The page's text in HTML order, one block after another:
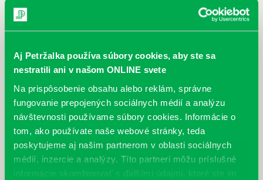
Aj Petržalka používa súbory cookies, aby ste sa
nestratili ani v našom ONLINE svete
Na prispôsobenie obsahu alebo reklám, správne
fungovanie prepojených sociálnych médií a analýzu
návštevnosti používame súbory cookies. Informácie o
tom, ako používate naše webové stránky, teda
poskytujeme aj našim partnerom v oblasti sociálnych
médií, inzercie a analýzy. Títo partneri môžu príslušné
informácie skombinovať s ďalšími údajmi, ktoré ste im